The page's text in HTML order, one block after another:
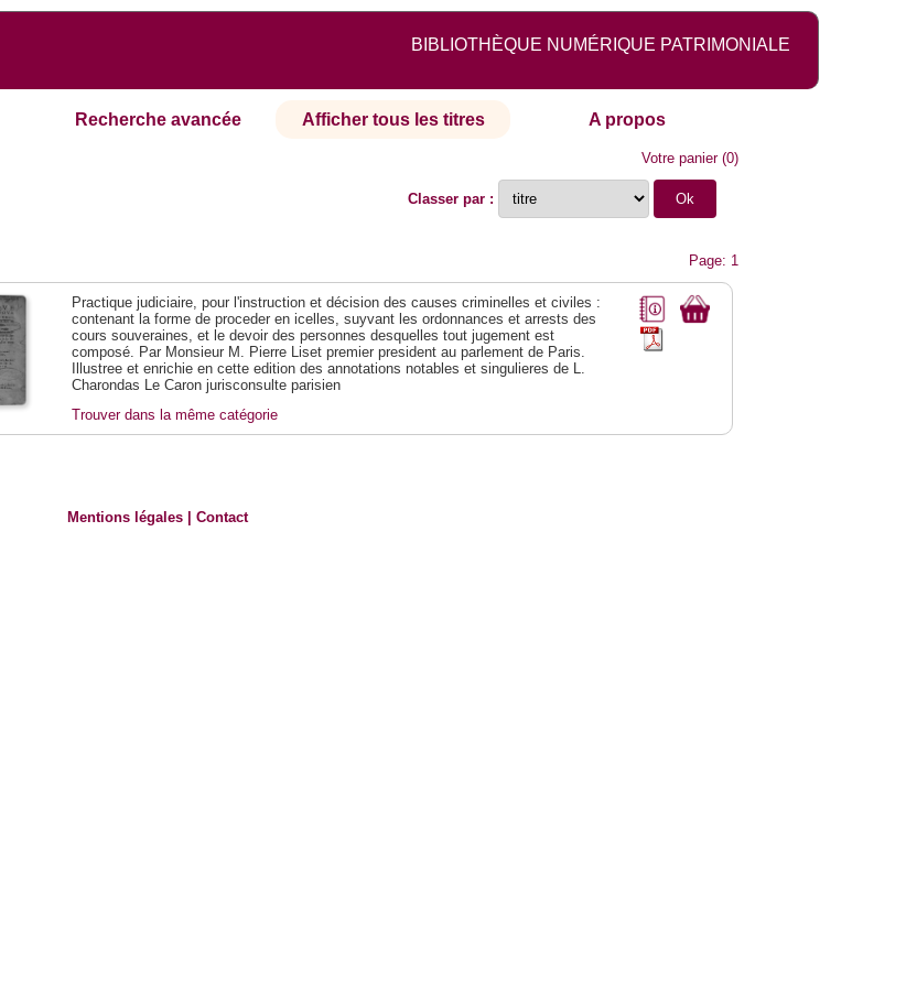
BIBLIOTHÈQUE NUMÉRIQUE PATRIMONIALE
Recherche avancée Afficher tous les titres A propos
Votre panier(0)
Classer par :
Page: 1
Practique judiciaire, pour l'instruction et décision des causes criminelles et civiles :
contenant la forme de proceder en icelles, suyvant les ordonnances et arrests des
cours souveraines, et le devoir des personnes desquelles tout jugement est
composé. Par Monsieur M. Pierre Liset premier president au parlement de Paris.
Illustree et enrichie en cette edition des annotations notables et singulieres de L.
Charondas Le Caron jurisconsulte parisien
Trouver dans la même catégorie
Mentions légales |Contact